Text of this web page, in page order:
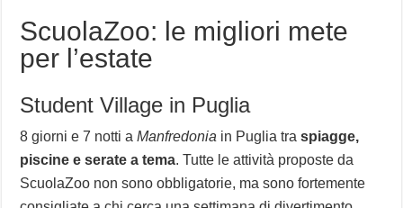
ScuolaZoo: le migliori mete
per l’estate
Student Village in Puglia
8 giorni e 7 notti aManfredonia in Puglia traspiagge,
piscine e serate a tema. Tutte le attività proposte da
ScuolaZoo non sono obbligatorie, ma sono fortemente